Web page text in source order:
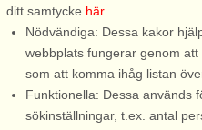
bort. Här finns en fin sandstrand
några hundra meter ifrån
stugan och även en lång ...
från 7.844 SEK
ditt samtycke här.
Nödvändiga: Dessa kakor
webbplats fungerar genom
som att komma ihåg listan
Funktionella: Dessa används
sökinställningar, t.ex. antal